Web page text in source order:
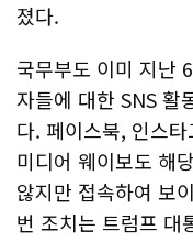
졌다.
국무부도 이미 지난
자들에 대한 SNS 활
다. 페이스북, 인스
미디어 웨이보도 해
않지만 접속하여 보
번 조치는 트럼프 대